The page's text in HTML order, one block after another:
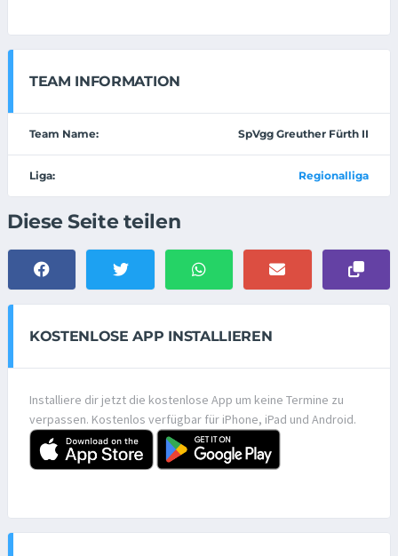
TEAM INFORMATION
Team Name: SpVgg Greuther Fürth II
Liga: Regionalliga
Diese Seite teilen
KOSTENLOSE APP INSTALLIEREN
Installiere dir jetzt die kostenlose App um keine Termine zu
verpassen. Kostenlos verfügbar für iPhone, iPad und Android.